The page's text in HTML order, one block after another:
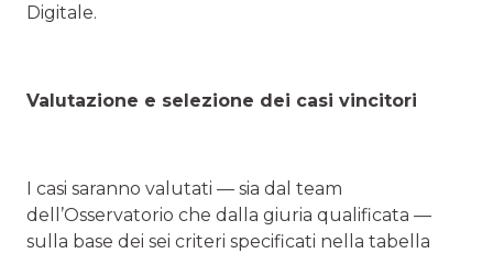
Digitale.
Valutazione e selezione dei casi vincitori
I casi saranno valutati — sia dal team
dell’Osservatorio che dalla giuria qualificata —
sulla base dei sei criteri specificati nella tabella